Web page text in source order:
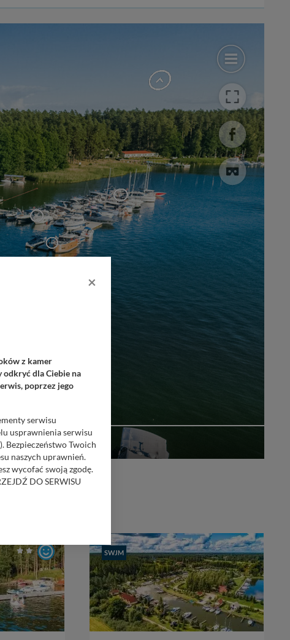
głębokość
0,60 - 3,00 m
cumowanie
kotwica,long side
cena
50 zł + 25 zł / osoba
SWJM
×
z kamer
odkryć dla Ciebie na
poprzez jego
serwisu
usprawnienia serwisu
Bezpieczeństwo Twoich
naszych uprawnień.
wycofać swoją zgodę.
DO SERWISU
danych z formularza
ul. Wiejska 17,
zabronić ich
praw w odniesieniu do
- w pewnych